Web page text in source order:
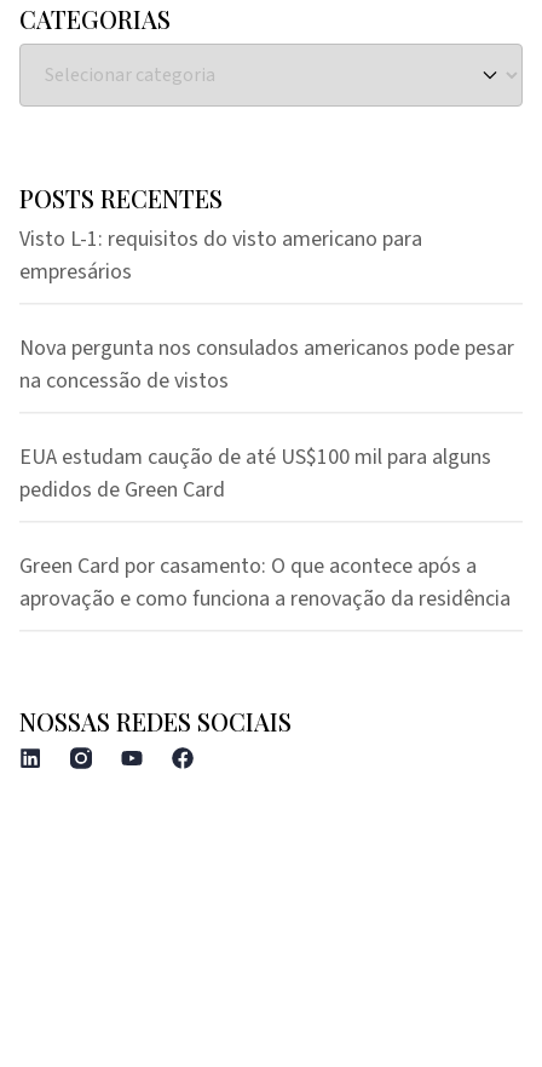
CATEGORIAS
POSTS RECENTES
Visto L-1: requisitos do visto americano para
empresários
Nova pergunta nos consulados americanos pode pesar
na concessão de vistos
EUA estudam caução de até US$100 mil para alguns
pedidos de Green Card
Green Card por casamento: O que acontece após a
aprovação e como funciona a renovação da residência
NOSSAS REDES SOCIAIS